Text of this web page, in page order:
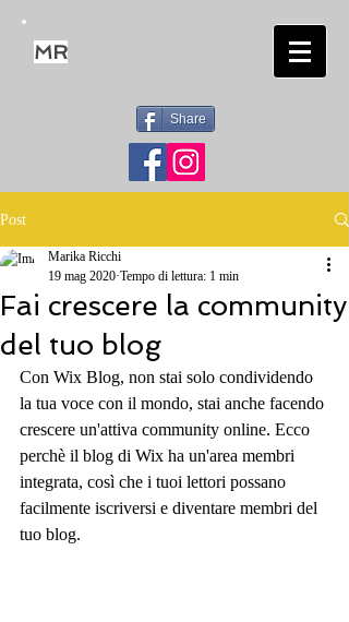
MR
Share
Post
Fai crescere la community
del tuo blog
Marika Ricchi
19 mag 2020 Tempo di lettura: 1 min
Con Wix Blog, non stai solo condividendo
la tua voce con il mondo, stai anche facendo
crescere un'attiva community online. Ecco
perchè il blog di Wix ha un'area membri
integrata, così che i tuoi lettori possano
facilmente iscriversi e diventare membri del
tuo blog.